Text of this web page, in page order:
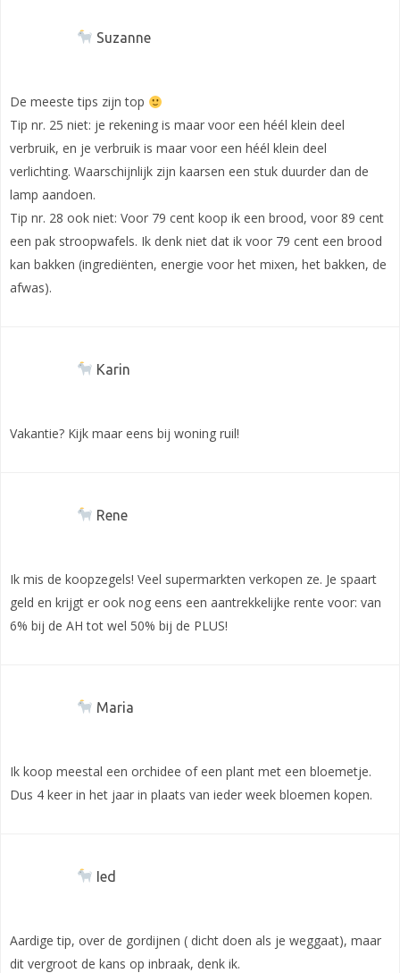
Suzanne
De meeste tips zijn top
Tip nr. 25 niet: je rekening is maar voor een héél klein deel
verbruik, en je verbruik is maar voor een héél klein deel
verlichting. Waarschijnlijk zijn kaarsen een stuk duurder dan de
lamp aandoen.
Tip nr. 28 ook niet: Voor 79 cent koop ik een brood, voor 89 cent
een pak stroopwafels. Ik denk niet dat ik voor 79 cent een brood
kan bakken (ingrediënten, energie voor het mixen, het bakken, de
afwas).
Karin
Vakantie? Kijk maar eens bij woning ruil!
Rene
Ik mis de koopzegels! Veel supermarkten verkopen ze. Je spaart
geld en krijgt er ook nog eens een aantrekkelijke rente voor: van
6% bij de AH tot wel 50% bij de PLUS!
Maria
Ik koop meestal een orchidee of een plant met een bloemetje.
Dus 4 keer in het jaar in plaats van ieder week bloemen kopen.
Ied
Aardige tip, over de gordijnen ( dicht doen als je weggaat), maar
dit vergroot de kans op inbraak, denk ik.